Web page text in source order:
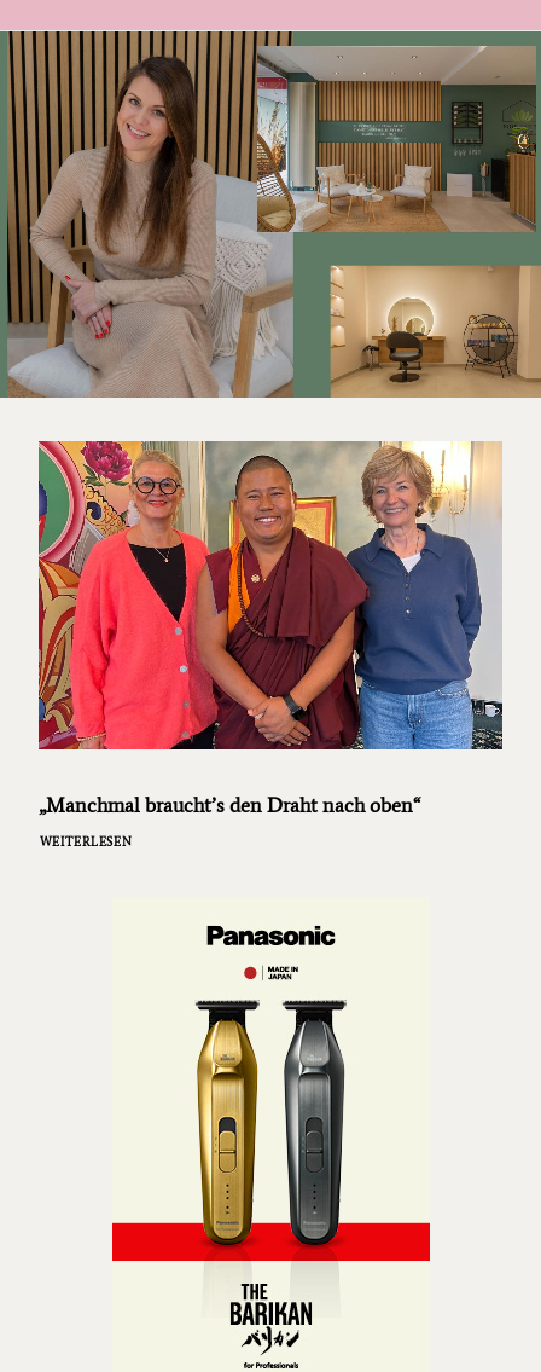
„Manchmal braucht’s den Draht nach oben“
WEITERLESEN